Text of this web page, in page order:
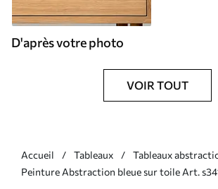
D'après votre photo
VOIR TOUT
Accueil Tableaux
Tableaux
Peinture Abstraction bleue sur toile Art.